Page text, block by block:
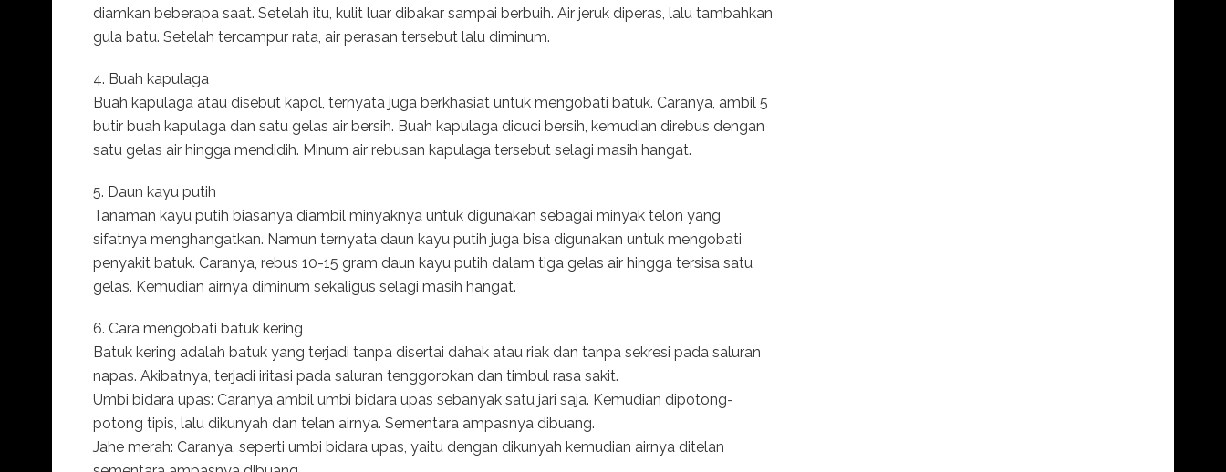
diamkan beberapa saat. Setelah itu, kulit luar dibakar sampai berbuih. Air jeruk diperas, lalu tambahkan
gula batu. Setelah tercampur rata, air perasan tersebut lalu diminum.
4. Buah kapulaga
Buah kapulaga atau disebut kapol, ternyata juga berkhasiat untuk mengobati batuk. Caranya, ambil 5
butir buah kapulaga dan satu gelas air bersih. Buah kapulaga dicuci bersih, kemudian direbus dengan
satu gelas air hingga mendidih. Minum air rebusan kapulaga tersebut selagi masih hangat.
5. Daun kayu putih
Tanaman kayu putih biasanya diambil minyaknya untuk digunakan sebagai minyak telon yang
sifatnya menghangatkan. Namun ternyata daun kayu putih juga bisa digunakan untuk mengobati
penyakit batuk. Caranya, rebus 10-15 gram daun kayu putih dalam tiga gelas air hingga tersisa satu
gelas. Kemudian airnya diminum sekaligus selagi masih hangat.
6. Cara mengobati batuk kering
Batuk kering adalah batuk yang terjadi tanpa disertai dahak atau riak dan tanpa sekresi pada saluran
napas. Akibatnya, terjadi iritasi pada saluran tenggorokan dan timbul rasa sakit.
Umbi bidara upas: Caranya ambil umbi bidara upas sebanyak satu jari saja. Kemudian dipotong-
potong tipis, lalu dikunyah dan telan airnya. Sementara ampasnya dibuang.
Jahe merah: Caranya, seperti umbi bidara upas, yaitu dengan dikunyah kemudian airnya ditelan